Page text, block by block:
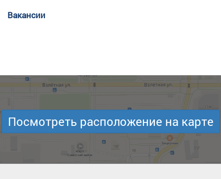
Вакансии
Посмотреть расположение на карте